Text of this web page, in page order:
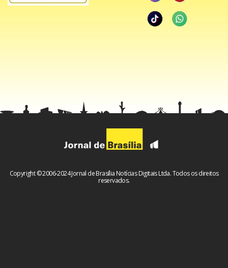
Copyright © 2006-2024 Jornal de Brasília Notícias Digitais Ltda. Todos os direitos
reservados.